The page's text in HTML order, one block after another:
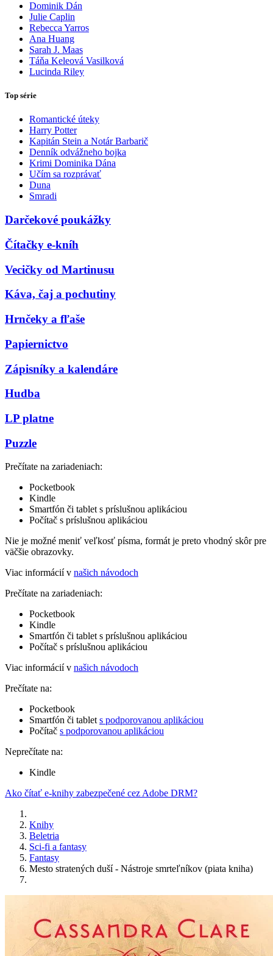
Dominik Dán
Julie Caplin
Rebecca Yarros
Ana Huang
Sarah J. Maas
Táňa Keleová Vasilková
Lucinda Riley
Top série
Romantické úteky
Harry Potter
Kapitán Stein a Notár Barbarič
Denník odvážneho bojka
Krimi Dominika Dána
Učím sa rozprávať
Duna
Smradi
Darčekové poukážky
Čítačky e-kníh
Vecičky od Martinusu
Káva, čaj a pochutiny
Hrnčeky a fľaše
Papiernictvo
Zápisníky a kalendáre
Hudba
LP platne
Puzzle
Prečítate na zariadeniach:
Pocketbook
Kindle
Smartfón či tablet s príslušnou aplikáciou
Počítač s príslušnou aplikáciou
Nie je možné meniť veľkosť písma, formát je preto vhodný skôr pre
väčšie obrazovky.
Viac informácií v našich návodoch
Prečítate na zariadeniach:
Pocketbook
Kindle
Smartfón či tablet s príslušnou aplikáciou
Počítač s príslušnou aplikáciou
Viac informácií v našich návodoch
Prečítate na:
Pocketbook
Smartfón či tablet s podporovanou aplikáciou
Počítač s podporovanou aplikáciou
Neprečítate na:
Kindle
Ako čítať e-knihy zabezpečené cez Adobe DRM?
Knihy
Beletria
Sci-fi a fantasy
Fantasy
Mesto stratených duší - Nástroje smrteľníkov (piata kniha)